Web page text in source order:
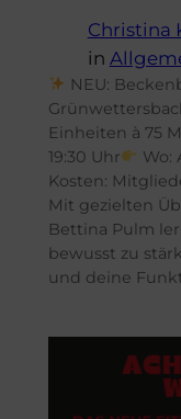
Christina
in
NEU:
Einheiten à 75
19:30 Uhr
Wo:
Kosten:
Mit gezielten
Bettina Pulm
bewusst zu
und deine